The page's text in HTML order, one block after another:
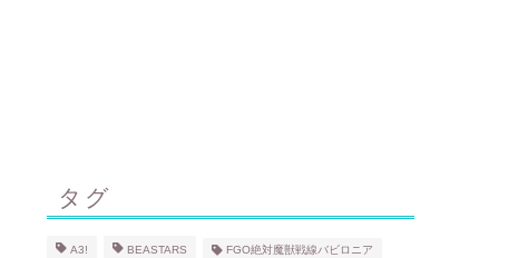
タグ
A3! BEASTARS FGO絶対魔獣戦線バビロニア